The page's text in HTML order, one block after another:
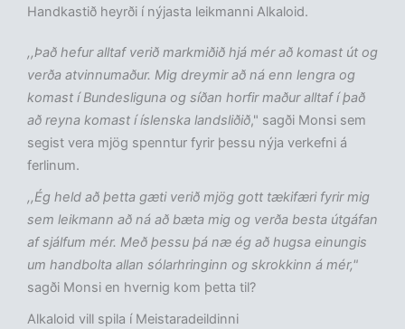
Handkastið heyrði í nýjasta leikmanni Alkaloid.
,,Það hefur alltaf verið markmiðið hjá mér að komast út og
verða atvinnumaður. Mig dreymir að ná enn lengra og
komast í Bundesliguna og síðan horfir maður alltaf í það
að reyna komast í íslenska landsliðið," sagði Monsi sem
segist vera mjög spenntur fyrir þessu nýja verkefni á
ferlinum.
,,Ég held að þetta gæti verið mjög gott tækifæri fyrir mig
sem leikmann að ná að bæta mig og verða besta útgáfan
af sjálfum mér. Með þessu þá næ ég að hugsa einungis
um handbolta allan sólarhringinn og skrokkinn á mér,"
sagði Monsi en hvernig kom þetta til?
Alkaloid vill spila í Meistaradeildinni